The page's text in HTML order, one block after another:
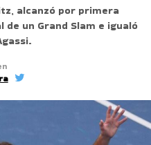
alcanzó por primera
un Grand Slam e igualó